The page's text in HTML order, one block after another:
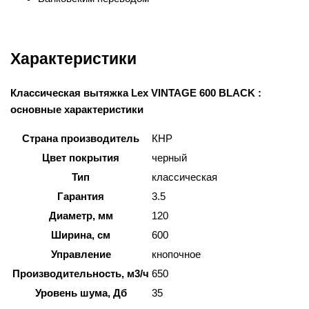
Характеристики
Классическая вытяжка Lex VINTAGE 600 BLACK :
основные характеристики
Страна производитель
КНР
Цвет покрытия
черный
Тип
классическая
Гарантия
3.5
Диаметр, мм
120
Ширина, см
600
Управление
кнопочное
Производительность, м3/ч 650
Уровень шума, Дб
35